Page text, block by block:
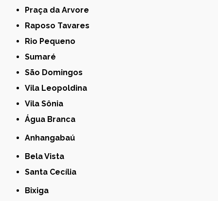
Praça da Arvore
Raposo Tavares
Rio Pequeno
Sumaré
São Domingos
Vila Leopoldina
Vila Sônia
Água Branca
Anhangabaú
Bela Vista
Santa Cecília
Bixiga